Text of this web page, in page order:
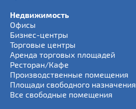
Недвижимость
Офисы
Бизнес-центры
Торговые центры
Аренда торговых площадей
Ресторан/Кафе
Производственные помещения
Площади свободного назначения
Все свободные помещения